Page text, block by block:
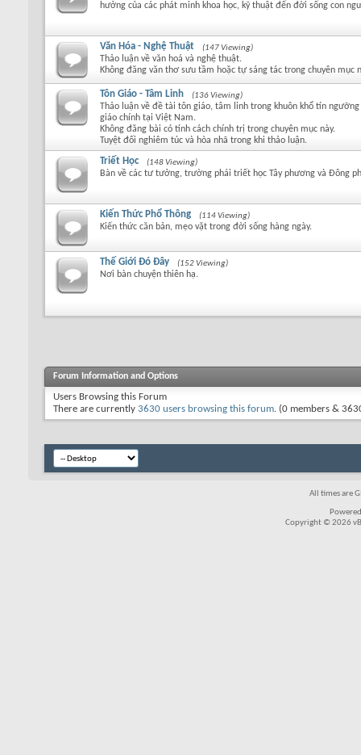
hưởng của các phát minh khoa học, kỹ thuật đến đời sống con
Văn Hóa - Nghệ Thuật (147 Viewing)
Thảo luận về văn hoá và nghệ thuật.
Không đăng văn thơ sưu tầm hoặc tự sáng tác trong chuyên mục
Tôn Giáo - Tâm Linh (136 Viewing)
Thảo luận về đề tài tôn giáo, tâm linh trong khuôn khổ tín ngưỡng
giáo chính tại Việt Nam.
Không đăng bài có tính cách chính trị trong chuyên mục này.
Tuyệt đối nghiêm túc và hòa nhã trong khi thảo luận.
Triết Học (148 Viewing)
Bàn về các tư tưởng, trường phái triết học Tây phương và Đông
Kiến Thức Phổ Thông (114 Viewing)
Kiến thức căn bản, mẹo vặt trong đời sống hàng ngày.
Thế Giới Đó Đây (152 Viewing)
Nơi bàn chuyện thiên hạ.
Forum Information and Options
Users Browsing this Forum
There are currently 3630 users browsing this forum. (0 members &
All times are
Copyright © 2026